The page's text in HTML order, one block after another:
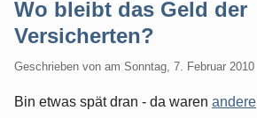
Wo bleibt das Geld der
Versicherten?
Geschrieben von am Sonntag, 7. Februar 2010
Bin etwas spät dran - da waren andere